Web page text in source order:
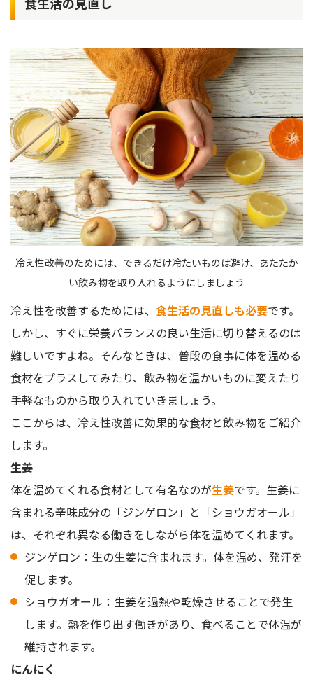
冷え性改善のためには、できるだけ冷たいものは避け、あたたか
い飲み物を取り入れるようにしましょう
冷え性を改善するためには、 食生活の見直しも必要です。
しかし、すぐに栄養バランスの良い生活に切り替えるのは
難しいですよね。そんなときは、普段の食事に体を温める
食材をプラスしてみたり、飲み物を温かいものに変えたり
手軽なものから取り入れていきましょう。
ここからは、冷え性改善に効果的な食材と飲み物をご紹介
します。
生姜
体を温めてくれる食材として有名なのが生姜です。生姜に
含まれる辛味成分の「ジンゲロン」と「ショウガオール」
は、それぞれ異なる働きをしながら体を温めてくれます。
ジンゲロン：生の生姜に含まれます。体を温め、発汗を
促します。
ショウガオール：生姜を過熱や乾燥させることで発生
します。熱を作り出す働きがあり、食べることで体温が
維持されます。
にんにく